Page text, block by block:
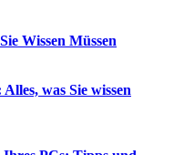
Wissen Müssen
was Sie wissen